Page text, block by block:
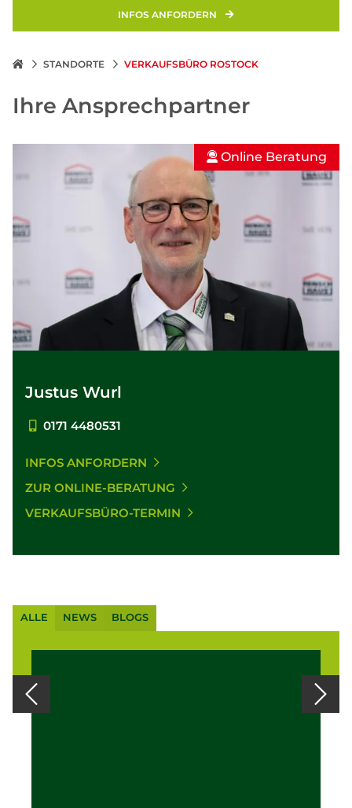
INFOS ANFORDERN
STANDORTE VERKAUFSBÜRO ROSTOCK
Ihre Ansprechpartner
Online Beratung
Justus Wurl
0171 4480531
INFOS ANFORDERN
ZUR ONLINE-BERATUNG
VERKAUFSBÜRO-TERMIN
ALLE NEWS BLOGS